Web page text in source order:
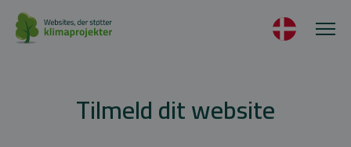
Tilmeld dit website